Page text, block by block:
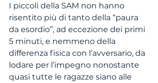
I piccoli della SAM non hanno
risentito più di tanto della “paura
da esordio”, ad eccezione dei primi
5 minuti, e nemmeno della
differenza fisica con l’avversario, da
lodare per l’impegno nonostante
quasi tutte le ragazze siano alle